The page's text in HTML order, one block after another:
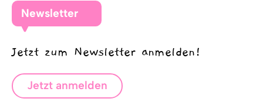
Newsletter
Jetzt zum Newsletter anmelden!
Jetzt anmelden